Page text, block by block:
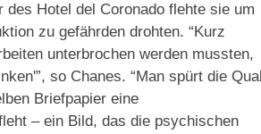
des Hotel del Coronado flehte sie um
zu gefährden drohten. “Kurz
unterbrochen werden mussten,
so Chanes. “Man spürt die Qual
Briefpapier eine
– ein Bild, das die psychischen